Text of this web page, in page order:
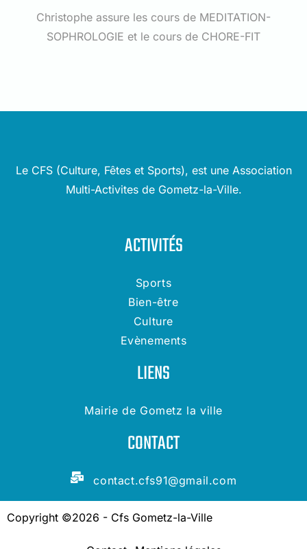
Christophe assure les cours de MEDITATION-
SOPHROLOGIE et le cours de CHORE-FIT
Le CFS (Culture, Fêtes et Sports), est une Association
Multi-Activites de Gometz-la-Ville.
ACTIVITÉS
Sports
Bien-être
Culture
Evènements
LIENS
Mairie de Gometz la ville
CONTACT
contact.cfs91@gmail.com
Copyright ©2026 - Cfs Gometz-la-Ville